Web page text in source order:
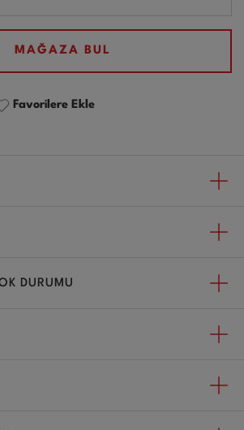
MAĞAZA BUL
Favorilere Ekle
DURUMU